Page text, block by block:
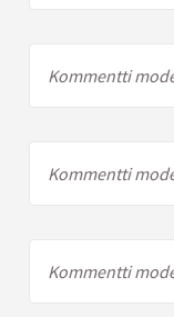
Kommentti
Kommentti
Kommentti